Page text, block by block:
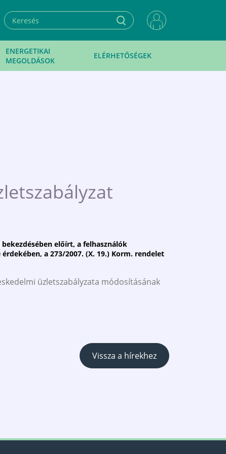
ENERGETIKAI
MEGOLDÁSOK
ELÉRHETŐSÉGEK
előírt, a felhasználók
a 273/2007. (X. 19.) Korm. rendelet
üzletszabályzata módosításának
Vissza a hírekhez